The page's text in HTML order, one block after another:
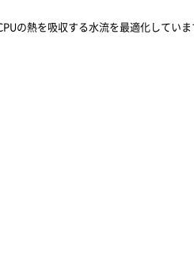
の熱を吸収する水流を最適化していま